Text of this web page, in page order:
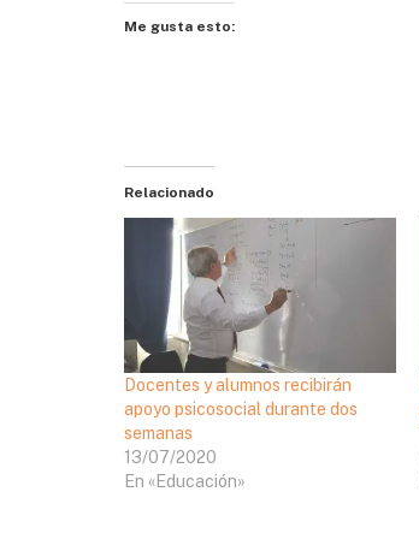
Me gusta esto:
Relacionado
Docentes y alumnos recibirán
apoyo psicosocial durante dos
semanas
13/07/2020
En «Educación»